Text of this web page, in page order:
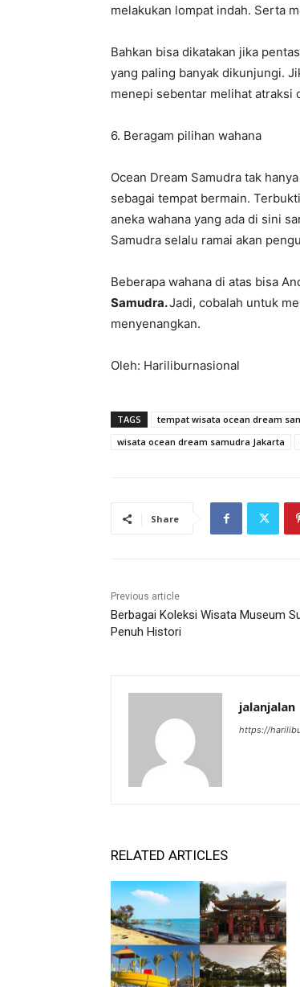
melakukan lompat indah. Serta
Bahkan bisa dikatakan jika
yang paling banyak dikunjungi.
menepi sebentar melihat atraksi
6. Beragam pilihan wahana
Ocean Dream Samudra tak
sebagai tempat bermain.
aneka wahana yang ada di sini
Samudra selalu ramai akan
Beberapa wahana di atas bisa
Samudra.Jadi, cobalah untuk
menyenangkan.
Oleh: Hariliburnasional
TAGS tempat wisata ocean dream
wisata ocean dream samudra Jakarta
Share
Previous article
Berbagai Koleksi Wisata Museum
Penuh Histori
jalanjalan
https://
RELATED ARTICLES